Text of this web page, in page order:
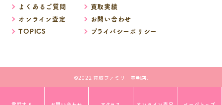
よくあるご質問
買取実績
オンライン査定
お問い合わせ
TOPICS
プライバシーポリシー
©2022 買取ファミリー豊明店.